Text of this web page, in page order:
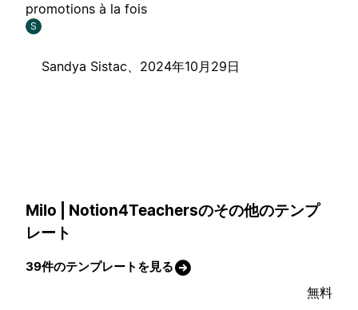
promotions à la fois
S
Sandya Sistac、 2024年10月29日
Milo | Notion4Teachersのその他のテンプ
レート
39件のテンプレートを見る
無料